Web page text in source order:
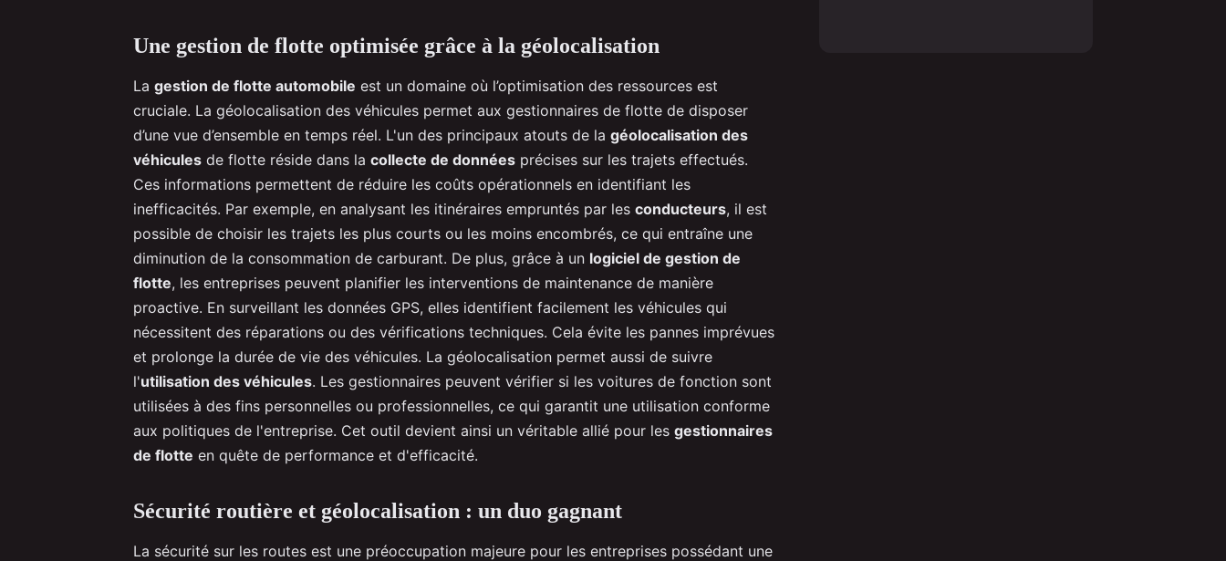
Une gestion de flotte optimisée grâce à la géolocalisation
La gestion de flotte automobile est un domaine où l’optimisation des ressources est
cruciale. La géolocalisation des véhicules permet aux gestionnaires de flotte de disposer
d’une vue d’ensemble en temps réel. L'un des principaux atouts de la géolocalisation des
véhicules de flotte réside dans la collecte de données précises sur les trajets effectués.
Ces informations permettent de réduire les coûts opérationnels en identifiant les
inefficacités. Par exemple, en analysant les itinéraires empruntés par les conducteurs, il est
possible de choisir les trajets les plus courts ou les moins encombrés, ce qui entraîne une
diminution de la consommation de carburant. De plus, grâce à un logiciel de gestion de
flotte, les entreprises peuvent planifier les interventions de maintenance de manière
proactive. En surveillant les données GPS, elles identifient facilement les véhicules qui
nécessitent des réparations ou des vérifications techniques. Cela évite les pannes imprévues
et prolonge la durée de vie des véhicules. La géolocalisation permet aussi de suivre
l'utilisation des véhicules. Les gestionnaires peuvent vérifier si les voitures de fonction sont
utilisées à des fins personnelles ou professionnelles, ce qui garantit une utilisation conforme
aux politiques de l'entreprise. Cet outil devient ainsi un véritable allié pour les gestionnaires
de flotte en quête de performance et d'efficacité.
Sécurité routière et géolocalisation : un duo gagnant
La sécurité sur les routes est une préoccupation majeure pour les entreprises possédant une